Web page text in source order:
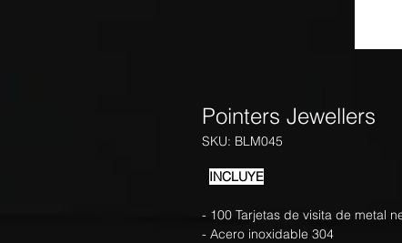
Pointers Jewellers
SKU: BLM045
INCLUYE
- 100 Tarjetas de visita de metal
- Acero inoxidable 304